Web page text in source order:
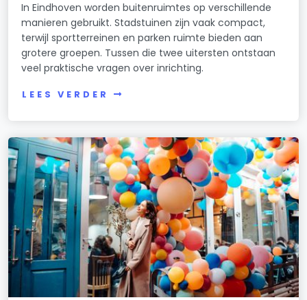
In Eindhoven worden buitenruimtes op verschillende
manieren gebruikt. Stadstuinen zijn vaak compact,
terwijl sportterreinen en parken ruimte bieden aan
grotere groepen. Tussen die twee uitersten ontstaan
veel praktische vragen over inrichting.
LEES VERDER